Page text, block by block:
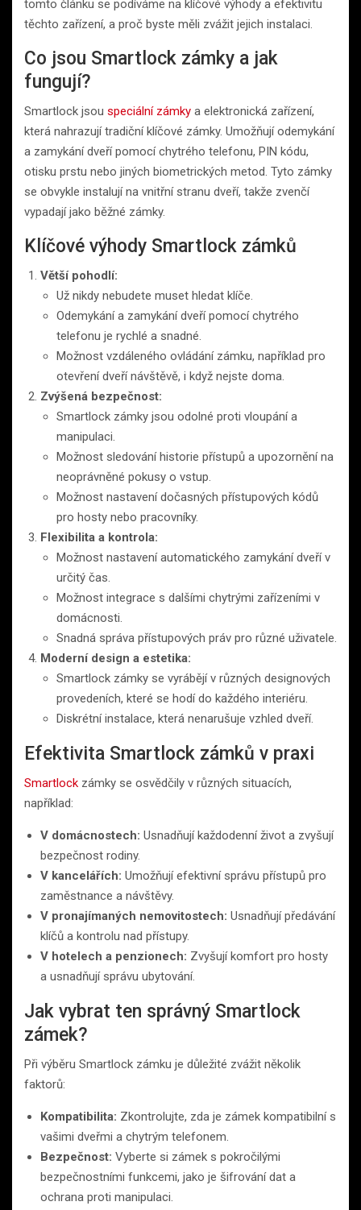
tomto článku se podíváme na klíčové výhody a efektivitu
těchto zařízení, a proč byste měli zvážit jejich instalaci.
Co jsou Smartlock zámky a jak
fungují?
Smartlock jsou speciální zámky a elektronická zařízení,
která nahrazují tradiční klíčové zámky. Umožňují odemykání
a zamykání dveří pomocí chytrého telefonu, PIN kódu,
otisku prstu nebo jiných biometrických metod. Tyto zámky
se obvykle instalují na vnitřní stranu dveří, takže zvenčí
vypadají jako běžné zámky.
Klíčové výhody Smartlock zámků
Větší pohodlí:
Už nikdy nebudete muset hledat klíče.
Odemykání a zamykání dveří pomocí chytrého
telefonu je rychlé a snadné.
Možnost vzdáleného ovládání zámku, například pro
otevření dveří návštěvě, i když nejste doma.
Zvýšená bezpečnost:
Smartlock zámky jsou odolné proti vloupání a
manipulaci.
Možnost sledování historie přístupů a upozornění na
neoprávněné pokusy o vstup.
Možnost nastavení dočasných přístupových kódů
pro hosty nebo pracovníky.
Flexibilita a kontrola:
Možnost nastavení automatického zamykání dveří v
určitý čas.
Možnost integrace s dalšími chytrými zařízeními v
domácnosti.
Snadná správa přístupových práv pro různé uživatele.
Moderní design a estetika:
Smartlock zámky se vyrábějí v různých designových
provedeních, které se hodí do každého interiéru.
Diskrétní instalace, která nenarušuje vzhled dveří.
Efektivita Smartlock zámků v praxi
Smartlock zámky se osvědčily v různých situacích,
například:
V domácnostech: Usnadňují každodenní život a zvyšují
bezpečnost rodiny.
V kancelářích: Umožňují efektivní správu přístupů pro
zaměstnance a návštěvy.
V pronajímaných nemovitostech: Usnadňují předávání
klíčů a kontrolu nad přístupy.
V hotelech a penzionech: Zvyšují komfort pro hosty
a usnadňují správu ubytování.
Jak vybrat ten správný Smartlock
zámek?
Při výběru Smartlock zámku je důležité zvážit několik
faktorů:
Kompatibilita: Zkontrolujte, zda je zámek kompatibilní s
vašimi dveřmi a chytrým telefonem.
Bezpečnost: Vyberte si zámek s pokročilými
bezpečnostními funkcemi, jako je šifrování dat a
ochrana proti manipulaci.